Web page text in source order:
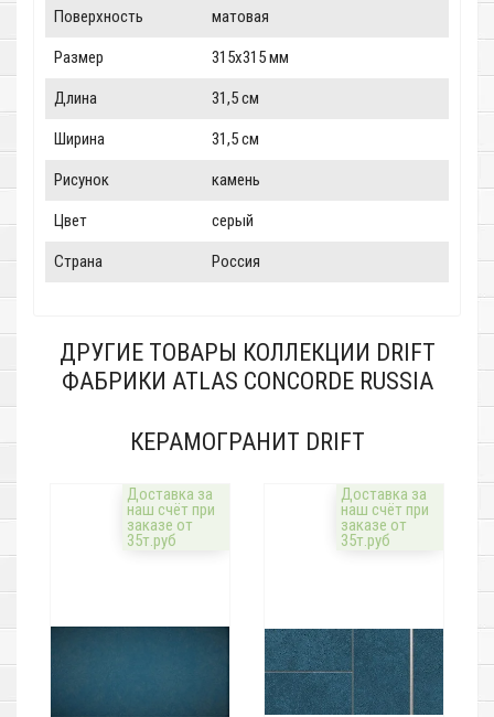
Поверхность матовая
Размер 315x315 мм
Длина 31,5 см
Ширина 31,5 см
Рисунок камень
Цвет серый
Страна Россия
ДРУГИЕ ТОВАРЫ КОЛЛЕКЦИИ DRIFT
ФАБРИКИ ATLAS CONCORDE RUSSIA
КЕРАМОГРАНИТ DRIFT
Доставка за
наш счёт при
заказе от
35т.руб
Доставка за
наш счёт при
заказе от
35т.руб